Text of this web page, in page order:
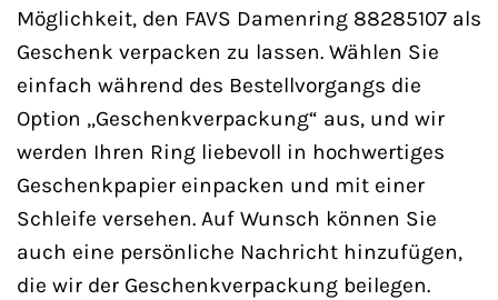
Möglichkeit, den FAVS Damenring 88285107 als
Geschenk verpacken zu lassen. Wählen Sie
einfach während des Bestellvorgangs die
Option „Geschenkverpackung“ aus, und wir
werden Ihren Ring liebevoll in hochwertiges
Geschenkpapier einpacken und mit einer
Schleife versehen. Auf Wunsch können Sie
auch eine persönliche Nachricht hinzufügen,
die wir der Geschenkverpackung beilegen.